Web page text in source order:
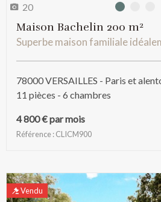
20 Photo 0
Maison Bachelin 200 m²
78000 VERSAILLES - Paris et
11 pièces - 6 chambres
4 800 € par mois
Référence : CLICM900
Vendu